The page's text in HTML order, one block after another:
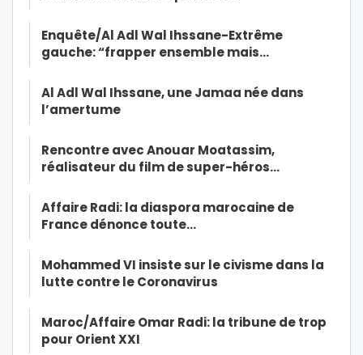
Enquête/Al Adl Wal Ihssane-Extrême
gauche: “frapper ensemble mais…
Al Adl Wal Ihssane, une Jamaa née dans
l’amertume
Rencontre avec Anouar Moatassim,
réalisateur du film de super-héros…
Affaire Radi: la diaspora marocaine de
France dénonce toute…
Mohammed VI insiste sur le civisme dans la
lutte contre le Coronavirus
Maroc/Affaire Omar Radi: la tribune de trop
pour Orient XXI